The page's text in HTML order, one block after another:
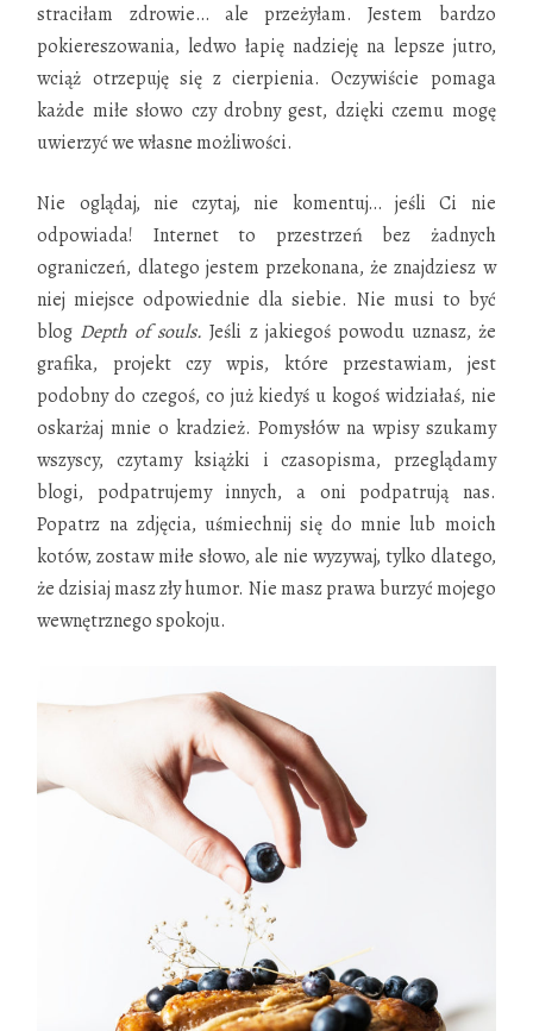
straciłam zdrowie… ale przeżyłam. Jestem bardzo
pokiereszowania, ledwo łapię nadzieję na lepsze jutro,
wciąż otrzepuję się z cierpienia. Oczywiście pomaga
każde miłe słowo czy drobny gest, dzięki czemu mogę
uwierzyć we własne możliwości.
Nie oglądaj, nie czytaj, nie komentuj… jeśli Ci nie
odpowiada! Internet to przestrzeń bez żadnych
ograniczeń, dlatego jestem przekonana, że znajdziesz w
niej miejsce odpowiednie dla siebie. Nie musi to być
blog Depth of souls.Jeśli z jakiegoś powodu uznasz, że
grafika, projekt czy wpis, które przestawiam, jest
podobny do czegoś, co już kiedyś u kogoś widziałaś, nie
oskarżaj mnie o kradzież. Pomysłów na wpisy szukamy
wszyscy, czytamy książki i czasopisma, przeglądamy
blogi, podpatrujemy innych, a oni podpatrują nas.
Popatrz na zdjęcia, uśmiechnij się do mnie lub moich
kotów, zostaw miłe słowo, ale nie wyzywaj, tylko dlatego,
że dzisiaj masz zły humor. Nie masz prawa burzyć mojego
wewnętrznego spokoju.